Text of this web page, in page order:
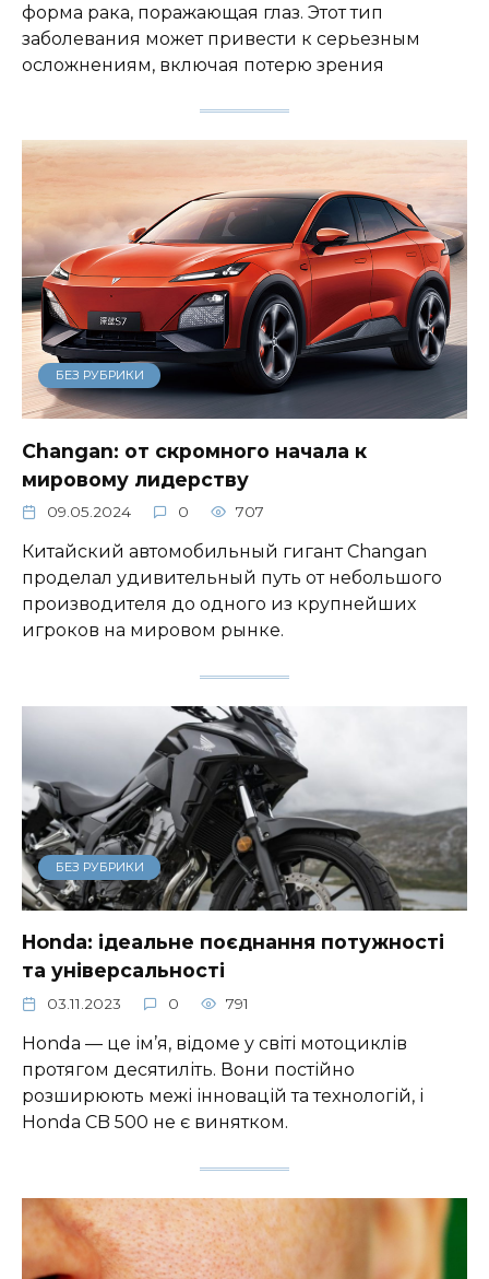
форма рака, поражающая глаз. Этот тип
заболевания может привести к серьезным
осложнениям, включая потерю зрения
БЕЗ РУБРИКИ
Changan: от скромного начала к
мировому лидерству
09.05.2024 0 707
Китайский автомобильный гигант Changan
проделал удивительный путь от небольшого
производителя до одного из крупнейших
игроков на мировом рынке.
БЕЗ РУБРИКИ
Honda: ідеальне поєднання потужності
та універсальності
03.11.2023 0 791
Honda — це ім’я, відоме у світі мотоциклів
протягом десятиліть. Вони постійно
розширюють межі інновацій та технологій, і
Honda CB 500 не є винятком.